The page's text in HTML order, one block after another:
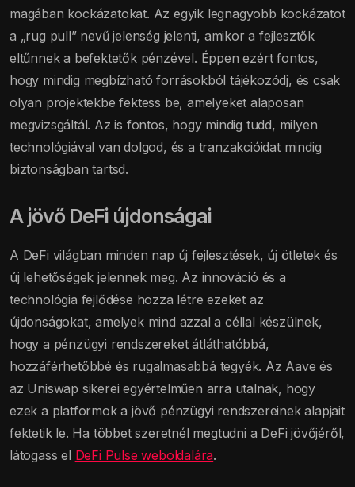
magában kockázatokat. Az egyik legnagyobb kockázatot
a „rug pull” nevű jelenség jelenti, amikor a fejlesztők
eltűnnek a befektetők pénzével. Éppen ezért fontos,
hogy mindig megbízható forrásokból tájékozódj, és csak
olyan projektekbe fektess be, amelyeket alaposan
megvizsgáltál. Az is fontos, hogy mindig tudd, milyen
technológiával van dolgod, és a tranzakcióidat mindig
biztonságban tartsd.
A jövő DeFi újdonságai
A DeFi világban minden nap új fejlesztések, új ötletek és
új lehetőségek jelennek meg. Az innováció és a
technológia fejlődése hozza létre ezeket az
újdonságokat, amelyek mind azzal a céllal készülnek,
hogy a pénzügyi rendszereket átláthatóbbá,
hozzáférhetőbbé és rugalmasabbá tegyék. Az Aave és
az Uniswap sikerei egyértelműen arra utalnak, hogy
ezek a platformok a jövő pénzügyi rendszereinek alapjait
fektetik le. Ha többet szeretnél megtudni a DeFi jövőjéről,
látogass el DeFi Pulse weboldalára.